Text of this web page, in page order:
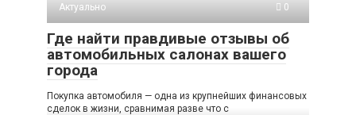
Актуально
0
Где найти правдивые отзывы об
автомобильных салонах вашего
города
Покупка автомобиля — одна из крупнейших финансовых
сделок в жизни, сравнимая разве что с